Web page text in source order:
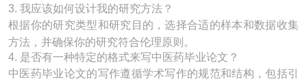
3. 我应该如何设计我的研究方法？
根据你的研究类型和研究目的，选择合适的样本和数据收集
方法，并确保你的研究符合伦理原则。
4. 是否有一种特定的格式来写中医药毕业论文？
中医药毕业论文的写作遵循学术写作的规范和结构，包括引